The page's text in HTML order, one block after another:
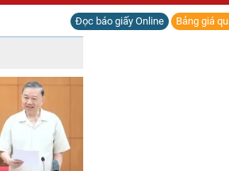
Đọc báo giấy Online Bảng giá